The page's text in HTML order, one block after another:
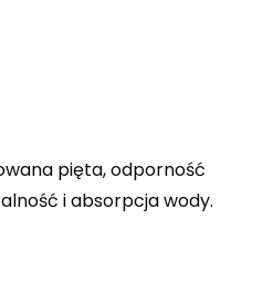
pięta, odporność
i absorpcja wody.